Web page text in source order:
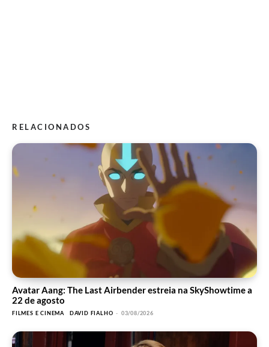
RELACIONADOS
Avatar Aang: The Last Airbender estreia na SkyShowtime a
22 de agosto
FILMES E CINEMA DAVID FIALHO - 03/08/2026